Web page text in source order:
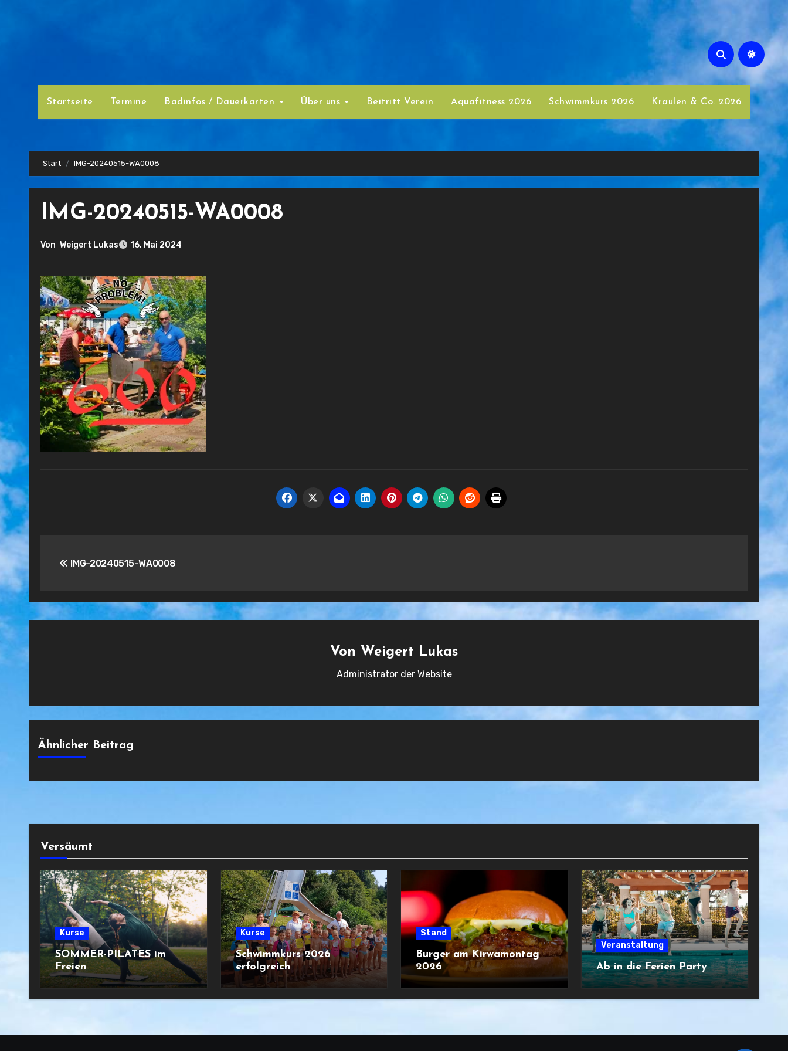
Startseite Termine Badinfos / Dauerkarten Über uns Beitritt Verein Aquafitness 2026 Schwimmkurs 2026 Kraulen & Co. 2026
Start IMG-20240515-WA0008
IMG-20240515-WA0008
Von Weigert Lukas 16. Mai 2024
IMG-20240515-WA0008
Von Weigert Lukas
Administrator der Website
Ähnlicher Beitrag
Versäumt
Kurse
SOMMER-PILATES im
Freien
Kurse
Schwimmkurs 2026
erfolgreich
Stand
Burger am Kirwamontag
2026
Veranstaltung
Ab in die Ferien Party